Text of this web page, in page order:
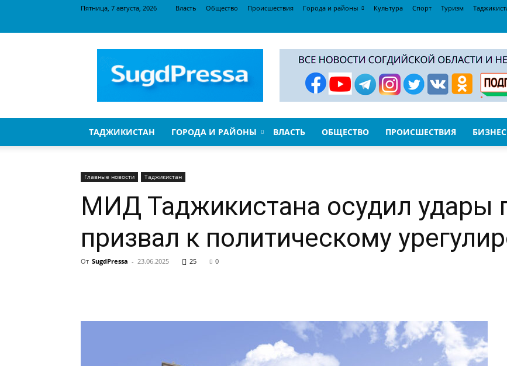
Пятница, 7 августа, 2026 Власть Общество Происшествия Города и районы Культура Спорт Туризм
ТАДЖИКИСТАН ГОРОДА И РАЙОНЫ ВЛАСТЬ ОБЩЕСТВО ПРОИСШЕСТВИЯ БИЗНЕС
Главные новости Таджикистан
МИД Таджикистана осудил удары
призвал к политическому
От SugdPressa - 23.06.2025 25 0